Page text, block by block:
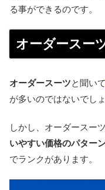
る事ができるのです。
オーダースー
オーダースーツと聞いて
が多いのではないでしょ
しかし、オーダースー
いやすい価格のパター
でランクがあります。